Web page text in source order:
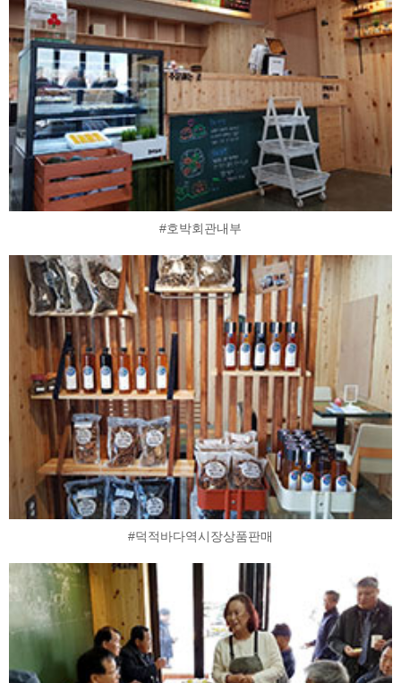
#호박회관내부
#덕적바다역시장상품판매